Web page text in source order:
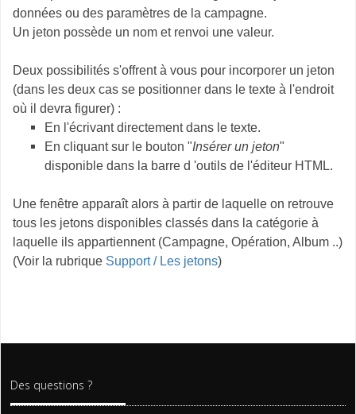
données ou des paramètres de la campagne.
Un jeton possède un nom et renvoi une valeur.
Deux possibilités s'offrent à vous pour incorporer un jeton
(dans les deux cas se positionner dans le texte à l'endroit
où il devra figurer) :
En l'écrivant directement dans le texte.
En cliquant sur le bouton "Insérer un jeton"
disponible dans la barre d 'outils de l'éditeur HTML.
Une fenêtre apparaît alors à partir de laquelle on retrouve
tous les jetons disponibles classés dans la catégorie à
laquelle ils appartiennent (Campagne, Opération, Album ..)
(Voir la rubrique Support / Les jetons)
Des questions ?